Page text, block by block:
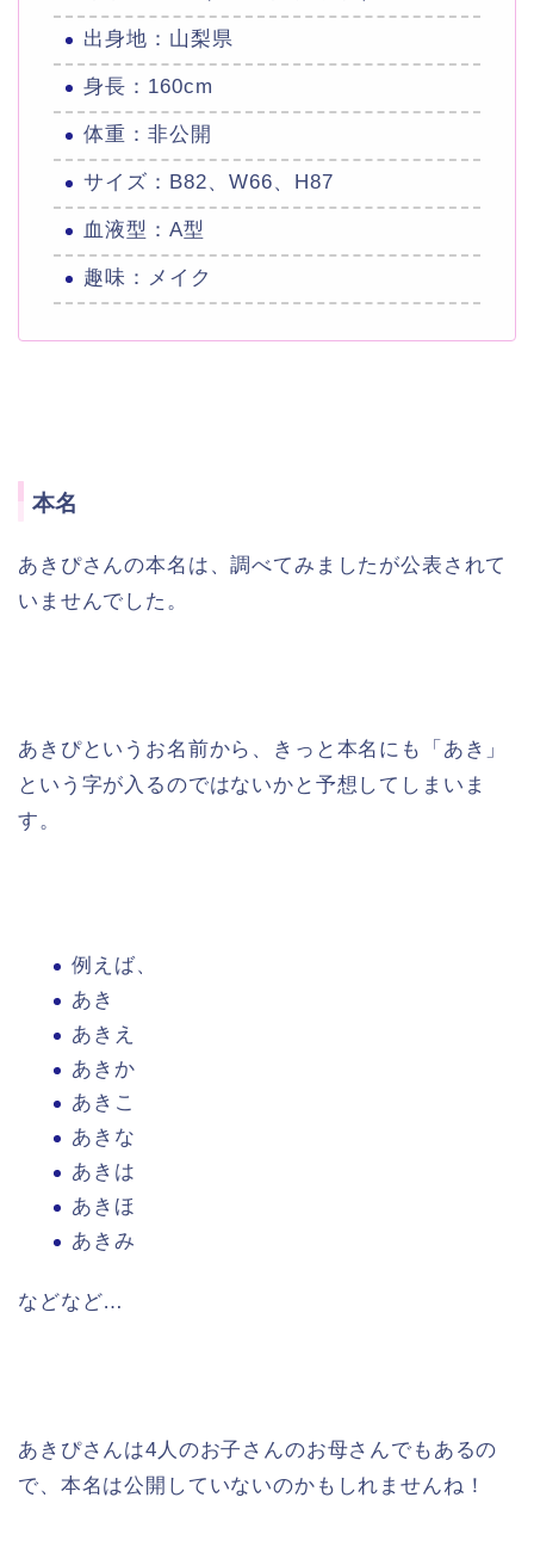
出身地：山梨県
身長：160cm
体重：非公開
サイズ：B82、W66、H87
血液型：A型
趣味：メイク
本名
あきぴさんの本名は、調べてみましたが公表されて
いませんでした。
あきぴというお名前から、きっと本名にも「あき」
という字が入るのではないかと予想してしまいま
す。
例えば、
あき
あきえ
あきか
あきこ
あきな
あきは
あきほ
あきみ
などなど…
あきぴさんは4人のお子さんのお母さんでもあるの
で、本名は公開していないのかもしれませんね！